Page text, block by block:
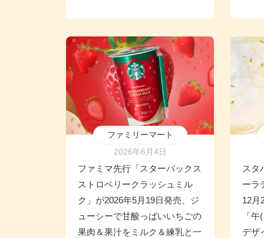
ファミリーマート
2026年6月4日
ファミマ先行「スターバックス
ストロベリークラッシュミル
ク」が2026年5月19日発売、ジ
ューシーで甘酸っぱいいちごの
果肉＆果汁をミルク＆練乳と一
スタ
ーラ
12月
「
デザ